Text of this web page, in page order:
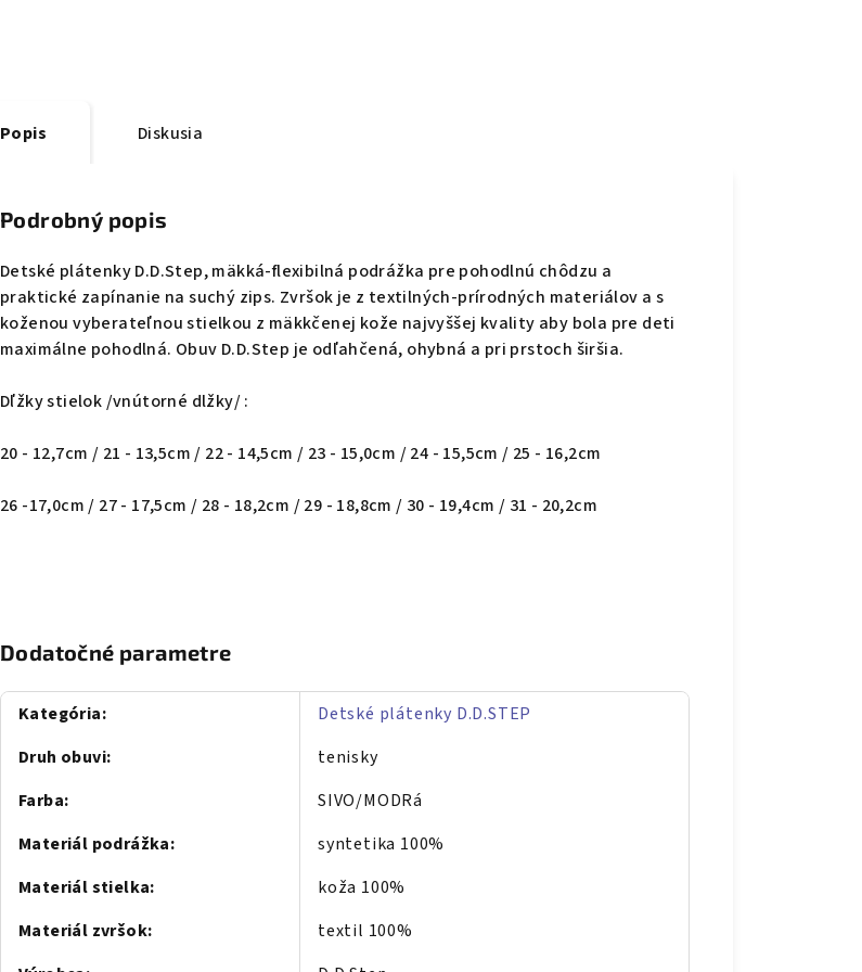
Popis Diskusia
Podrobný popis
Detské plátenky D.D.Step, mäkká-flexibilná podrážka pre pohodlnú chôdzu a
praktické zapínanie na suchý zips. Zvršok je z textilných-prírodných materiálov a s
koženou vyberateľnou stielkou z mäkkčenej kože najvyššej kvality aby bola pre deti
maximálne pohodlná. Obuv D.D.Step je odľahčená, ohybná a pri prstoch širšia.
Dľžky stielok /vnútorné dlžky/ :
20 - 12,7cm / 21 - 13,5cm / 22 - 14,5cm / 23 - 15,0cm / 24 - 15,5cm / 25 - 16,2cm
26 -17,0cm / 27 - 17,5cm / 28 - 18,2cm / 29 - 18,8cm / 30 - 19,4cm / 31 - 20,2cm
Dodatočné parametre
Kategória:
Detské plátenky D.D.STEP
Druh obuvi:
tenisky
Farba:
SIVO/MODRá
Materiál podrážka:
syntetika 100%
Materiál stielka:
koža 100%
Materiál zvršok:
textil 100%